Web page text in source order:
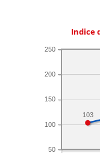
Indice
50
100
150
200
250
103